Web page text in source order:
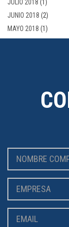
JULIO 2018 (1)
JUNIO 2018 (2)
MAYO 2018 (1)